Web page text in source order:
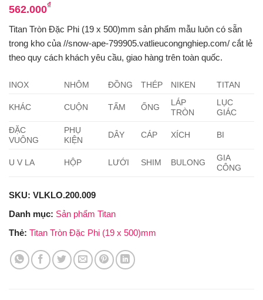
562.000₫
Titan Tròn Đặc Phi (19 x 500)mm sản phẩm mẫu luôn có sẵn
trong kho của //snow-ape-799905.vatlieucongnghiep.com/ cắt lẻ
theo quy cách khách yêu cầu, giao hàng trên toàn quốc.
INOX NHÔM ĐỒNG THÉP NIKEN TITAN
KHÁC CUỘN TẤM ỐNG
LÁP
TRÒN
LỤC
GIÁC
ĐẶC
VUÔNG
PHỤ
KIỆN
DÂY CÁP XÍCH BI
U V LA HỘP LƯỚI SHIM BULONG
GIA
CÔNG
SKU: VLKLO.200.009
Danh mục: Sản phẩm Titan
Thẻ: Titan Tròn Đặc Phi (19 x 500)mm